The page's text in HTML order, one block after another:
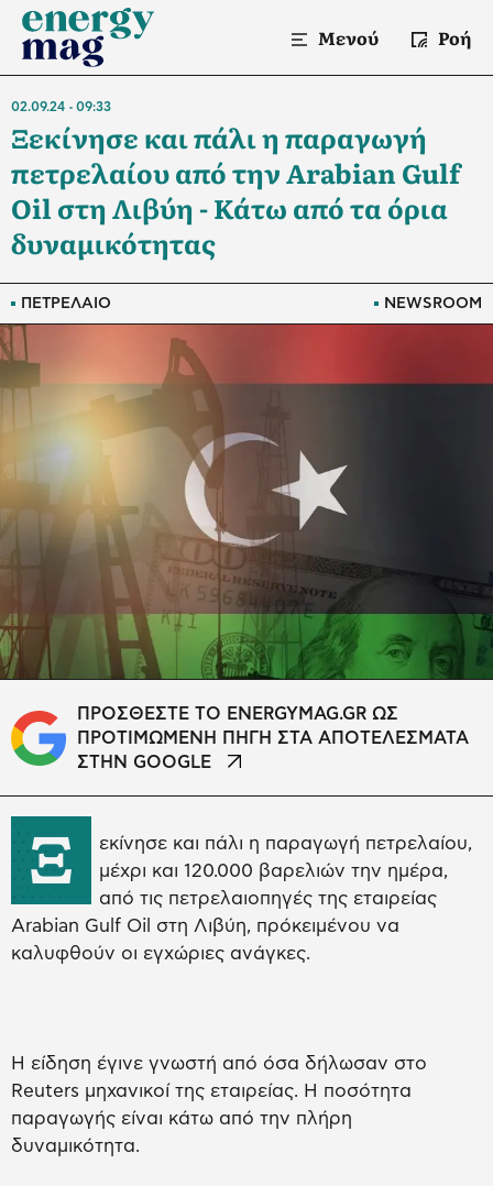
Μενού Ροή
ΠΕΤΡΕΛΑΙΟ NEWSROOM
02.09.24 09:33
Ξεκίνησε και πάλι η παραγωγή
πετρελαίου από την Arabian Gulf
Oil στη Λιβύη - Κάτω από τα όρια
δυναμικότητας
ΠΡΟΣΘΕΣΤΕ ΤΟ ENERGYMAG.GR ΩΣ
ΠΡΟΤΙΜΩΜΕΝΗ ΠΗΓΗ ΣΤΑ ΑΠΟΤΕΛΕΣΜΑΤΑ
ΣΤΗΝ GOOGLE
Ξ
εκίνησε και πάλι η παραγωγή πετρελαίου,
μέχρι και 120.000 βαρελιών την ημέρα,
από τις πετρελαιοπηγές της εταιρείας
Arabian Gulf Oil στη Λιβύη, πρόκειμένου να
καλυφθούν οι εγχώριες ανάγκες.
Η είδηση έγινε γνωστή από όσα δήλωσαν στο
Reuters μηχανικοί της εταιρείας. Η ποσότητα
παραγωγής είναι κάτω από την πλήρη
δυναμικότητα.